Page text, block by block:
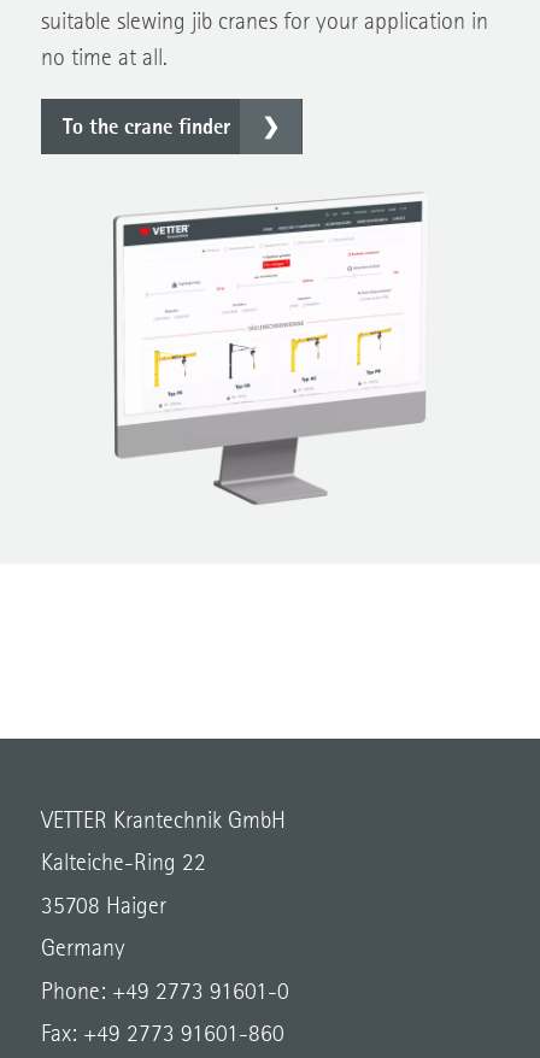
suitable slewing jib cranes for your application in
no time at all.
To the crane finder
VETTER Krantechnik GmbH
Kalteiche-Ring 22
35708 Haiger
Germany
Phone: +49 2773 91601-0
Fax: +49 2773 91601-860